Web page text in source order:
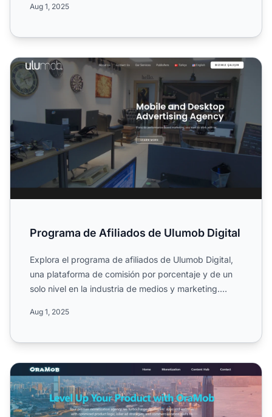
Aug 1, 2025
Programa de Afiliados de Ulumob Digital
Programa de Afiliados de Ulumob Digital
Explora el programa de afiliados de Ulumob Digital,
una plataforma de comisión por porcentaje y de un
solo nivel en la industria de medios y marketing.
Aug 1, 2025
Programa de Afiliados de OraMob